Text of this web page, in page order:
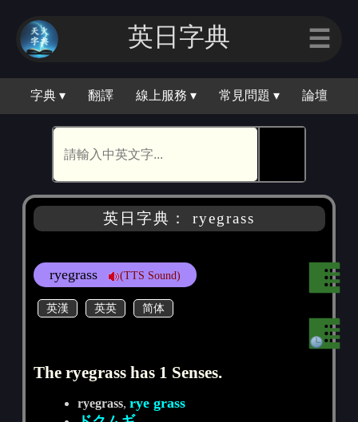
英日字典 ☰
字典 ▾ 翻譯 線上服務 ▾ 常見問題 ▾ 論壇
英日字典： ryegrass
ryegrass (TTS Sound)
英漢 英英 简体
The ryegrass has 1 Senses.
ryegrass,rye grass